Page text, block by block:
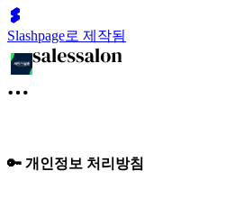
Slashpage로 제작됨
🔑 개인정보 처리방침